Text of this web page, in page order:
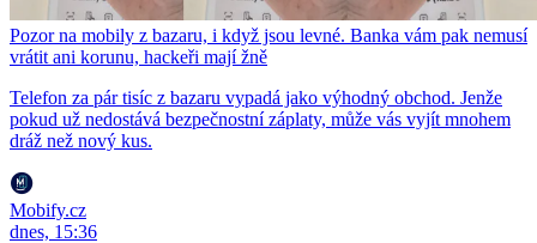
Pozor na mobily z bazaru, i když jsou levné. Banka vám pak nemusí
vrátit ani korunu, hackeři mají žně
Telefon za pár tisíc z bazaru vypadá jako výhodný obchod. Jenže
pokud už nedostává bezpečnostní záplaty, může vás vyjít mnohem
dráž než nový kus.
Mobify.cz
dnes, 15:36